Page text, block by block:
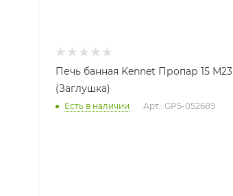
Печь банная Kennet Пропар 15 М23
(Заглушка)
Есть в наличии Арт.: GP5-052689